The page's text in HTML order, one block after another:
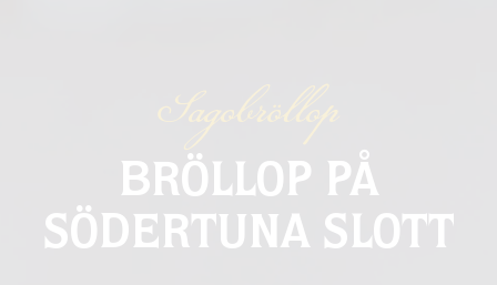
BRÖLLOP PÅ
SÖDERTUNA SLOTT